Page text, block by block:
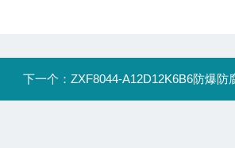
下一个： ZXF8044-A12D12K6B6防爆防